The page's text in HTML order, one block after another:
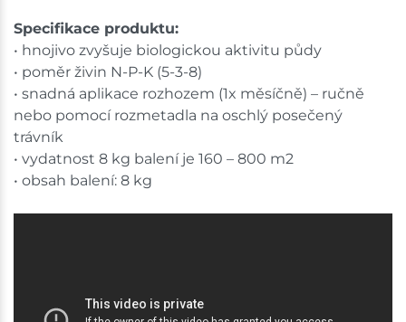
Specifikace produktu:
• hnojivo zvyšuje biologickou aktivitu půdy
• poměr živin N-P-K (5-3-8)
• snadná aplikace rozhozem (1x měsíčně) – ručně
nebo pomocí rozmetadla na oschlý posečený
trávník
• vydatnost 8 kg balení je 160 – 800 m2
• obsah balení: 8 kg